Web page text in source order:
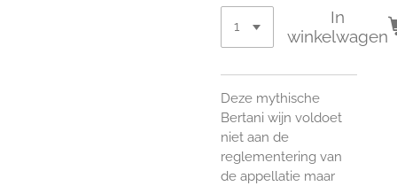
In
winkelwagen
Deze mythische
Bertani wijn voldoet
niet aan de
reglementering van
de appellatie maar